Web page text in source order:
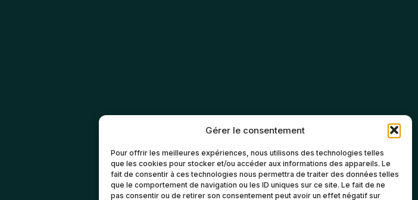
Gérer le consentement
Pour offrir les meilleures expériences, nous utilisons des technologies telles
que les cookies pour stocker et/ou accéder aux informations des appareils. Le
fait de consentir à ces technologies nous permettra de traiter des données telles
que le comportement de navigation ou les ID uniques sur ce site. Le fait de ne
pas consentir ou de retirer son consentement peut avoir un effet négatif sur